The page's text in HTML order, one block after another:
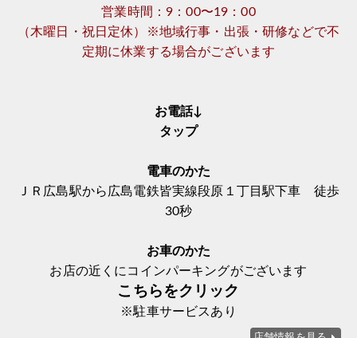
営業時間：9：00〜19：00
（木曜日・祝日定休）※地域行事・出張・研修などで不
定期に休業する場合がございます
お電話↓
タップ
電車のかた
ＪＲ広島駅から広島電鉄皆実線段原１丁目駅下車 徒歩
30秒
お車のかた
お店の近くにコインパーキングがございます
こちらをクリック
※駐車サービスあり